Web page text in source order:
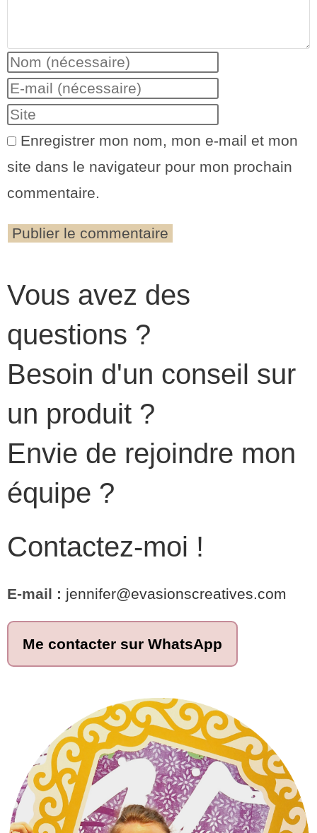
Enregistrer mon nom, mon e-mail et mon
site dans le navigateur pour mon prochain
commentaire.
Vous avez des
questions ?
Besoin d'un conseil sur
un produit ?
Envie de rejoindre mon
équipe ?
Contactez-moi !
E-mail : jennifer@evasionscreatives.com
Me contacter sur WhatsApp